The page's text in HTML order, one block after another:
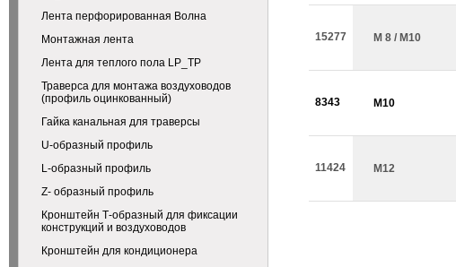
Лента перфорированная Волна
Монтажная лента
Лента для теплого пола LP_TP
Траверса для монтажа воздуховодов
(профиль оцинкованный)
Гайка канальная для траверсы
U-образный профиль
L-образный профиль
Z- образный профиль
Кронштейн Т-образный для фиксации
конструкций и воздуховодов
Кронштейн для кондиционера
15277 М 8 / М10
8343 М10
11424 М12